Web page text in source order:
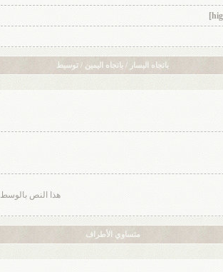
باتجاه اليسار / باتجاه اليمين / توسيط
هذا النص بالوسط
متساوي الأطراف